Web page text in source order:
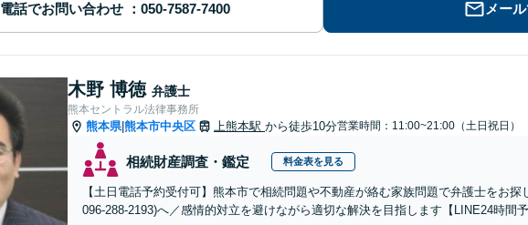
電話でお問い合わせ メー
木野 博徳 弁護士
熊本セントラル法律事務所
熊本県|熊本市中央区 上熊本駅 から徒歩10分営業時間：11:00~21:00（土日祝日）
相続財産調査・鑑定 料金表を見る
【土日電話予約受付可】熊本市で相続問題や不動産が絡む家族問題で弁護士をお
096-288-2193)へ／感情的対立を避けながら適切な解決を目指します【LINE24時間